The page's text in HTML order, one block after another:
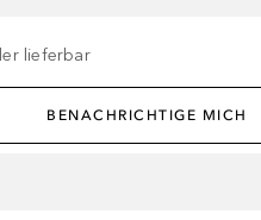
lieferbar
BENACHRICHTIGE MICH